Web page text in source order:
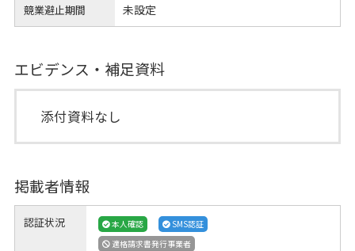
競業避止期間 未設定
エビデンス・補足資料
添付資料なし
掲載者情報
認証状況 本人確認
SMS認証
適格請求書発行事業者